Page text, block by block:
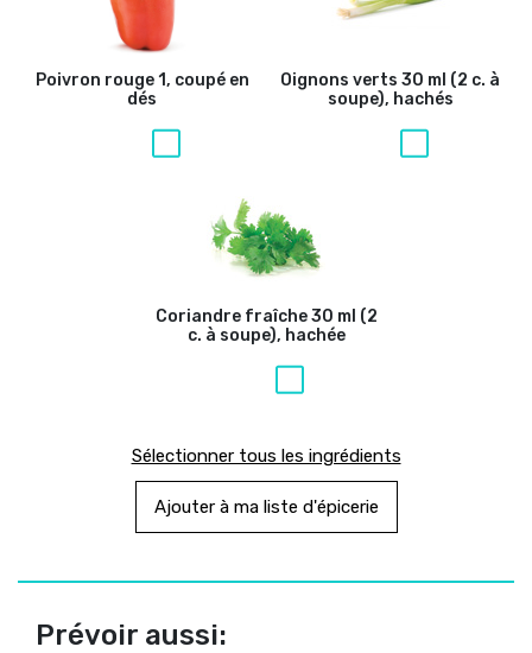
Poivron rouge1, coupé en
dés
Oignons verts 30 ml (2 c. à
soupe), hachés
Coriandre fraîche30 ml (2
c. à soupe), hachée
Sélectionner tous les ingrédients
Ajouter à ma liste d'épicerie
Prévoir aussi: